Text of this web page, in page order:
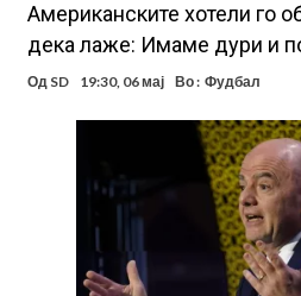
Американските хотели го
дека лаже: Имаме дури и
Од SD 19:30, 06 мај Во : Фудбал